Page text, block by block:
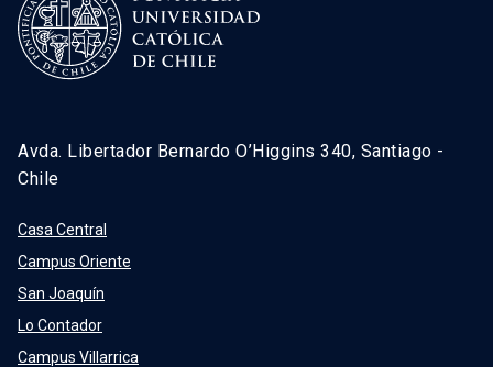
Avda. Libertador Bernardo O’Higgins 340, Santiago -
Chile
Casa Central
Campus Oriente
San Joaquín
Lo Contador
Campus Villarrica